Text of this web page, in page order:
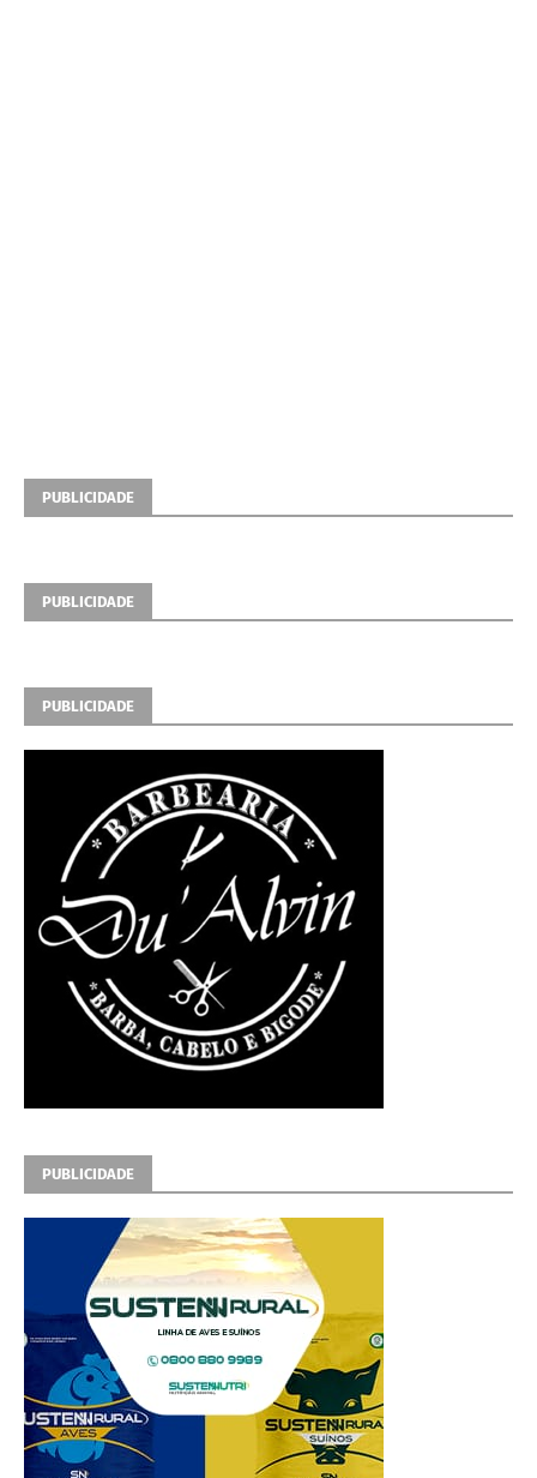
PUBLICIDADE
PUBLICIDADE
PUBLICIDADE
PUBLICIDADE